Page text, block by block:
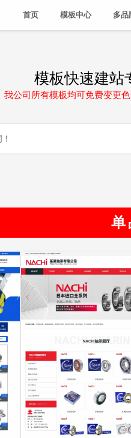
首页 模板中心 多品
模板快速建站
我公司所有模板均可免费变更